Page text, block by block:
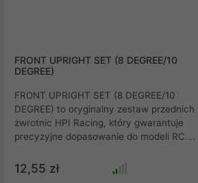
FRONT UPRIGHT SET (8 DEGREE/10
DEGREE)
FRONT UPRIGHT SET (8 DEGREE/10
DEGREE) to oryginalny zestaw przednich
zwrotnic HPI Racing, który gwarantuje
precyzyjne dopasowanie do modeli RC.
na dostosowanie geometrii zawieszenia do
stylu jazdy. Dzięki solidnej konstrukcji
12,55 zł